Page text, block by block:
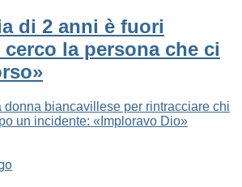
di 2 anni è fuori
la persona che ci
donna biancavillese per rintracciare chi
un incidente: «Imploravo Dio»